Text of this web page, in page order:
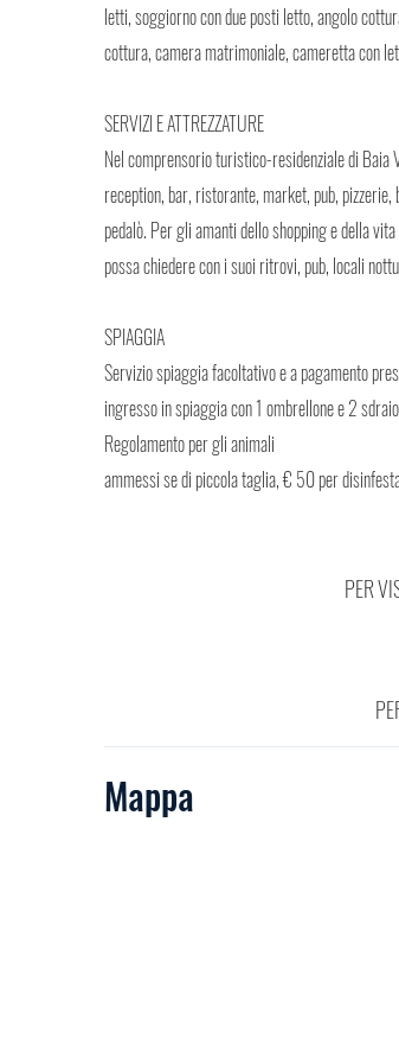
letti, soggiorno con due posti letto, angolo
cottura, camera matrimoniale, cameretta con
SERVIZI E ATTREZZATURE
Nel comprensorio turistico-residenziale di
reception, bar, ristorante, market, pub,
pedalò. Per gli amanti dello shopping e della
possa chiedere con i suoi ritrovi, pub, locali
SPIAGGIA
Servizio spiaggia facoltativo e a pagamento
ingresso in spiaggia con 1 ombrellone e 2
Regolamento per gli animali
ammessi se di piccola taglia, € 50 per
PER
Mappa